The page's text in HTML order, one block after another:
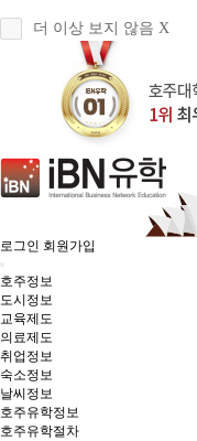
더 이상 보지 않음 X
로그인 회원가입
호주정보
도시정보
교육제도
의료제도
취업정보
숙소정보
날씨정보
호주유학정보
호주유학절차